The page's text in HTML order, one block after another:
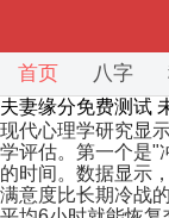
首页 八字
夫妻缘分免费测试
现代心理学研究显
学评估。第一个是
的时间。数据显示
满意度比长期冷战